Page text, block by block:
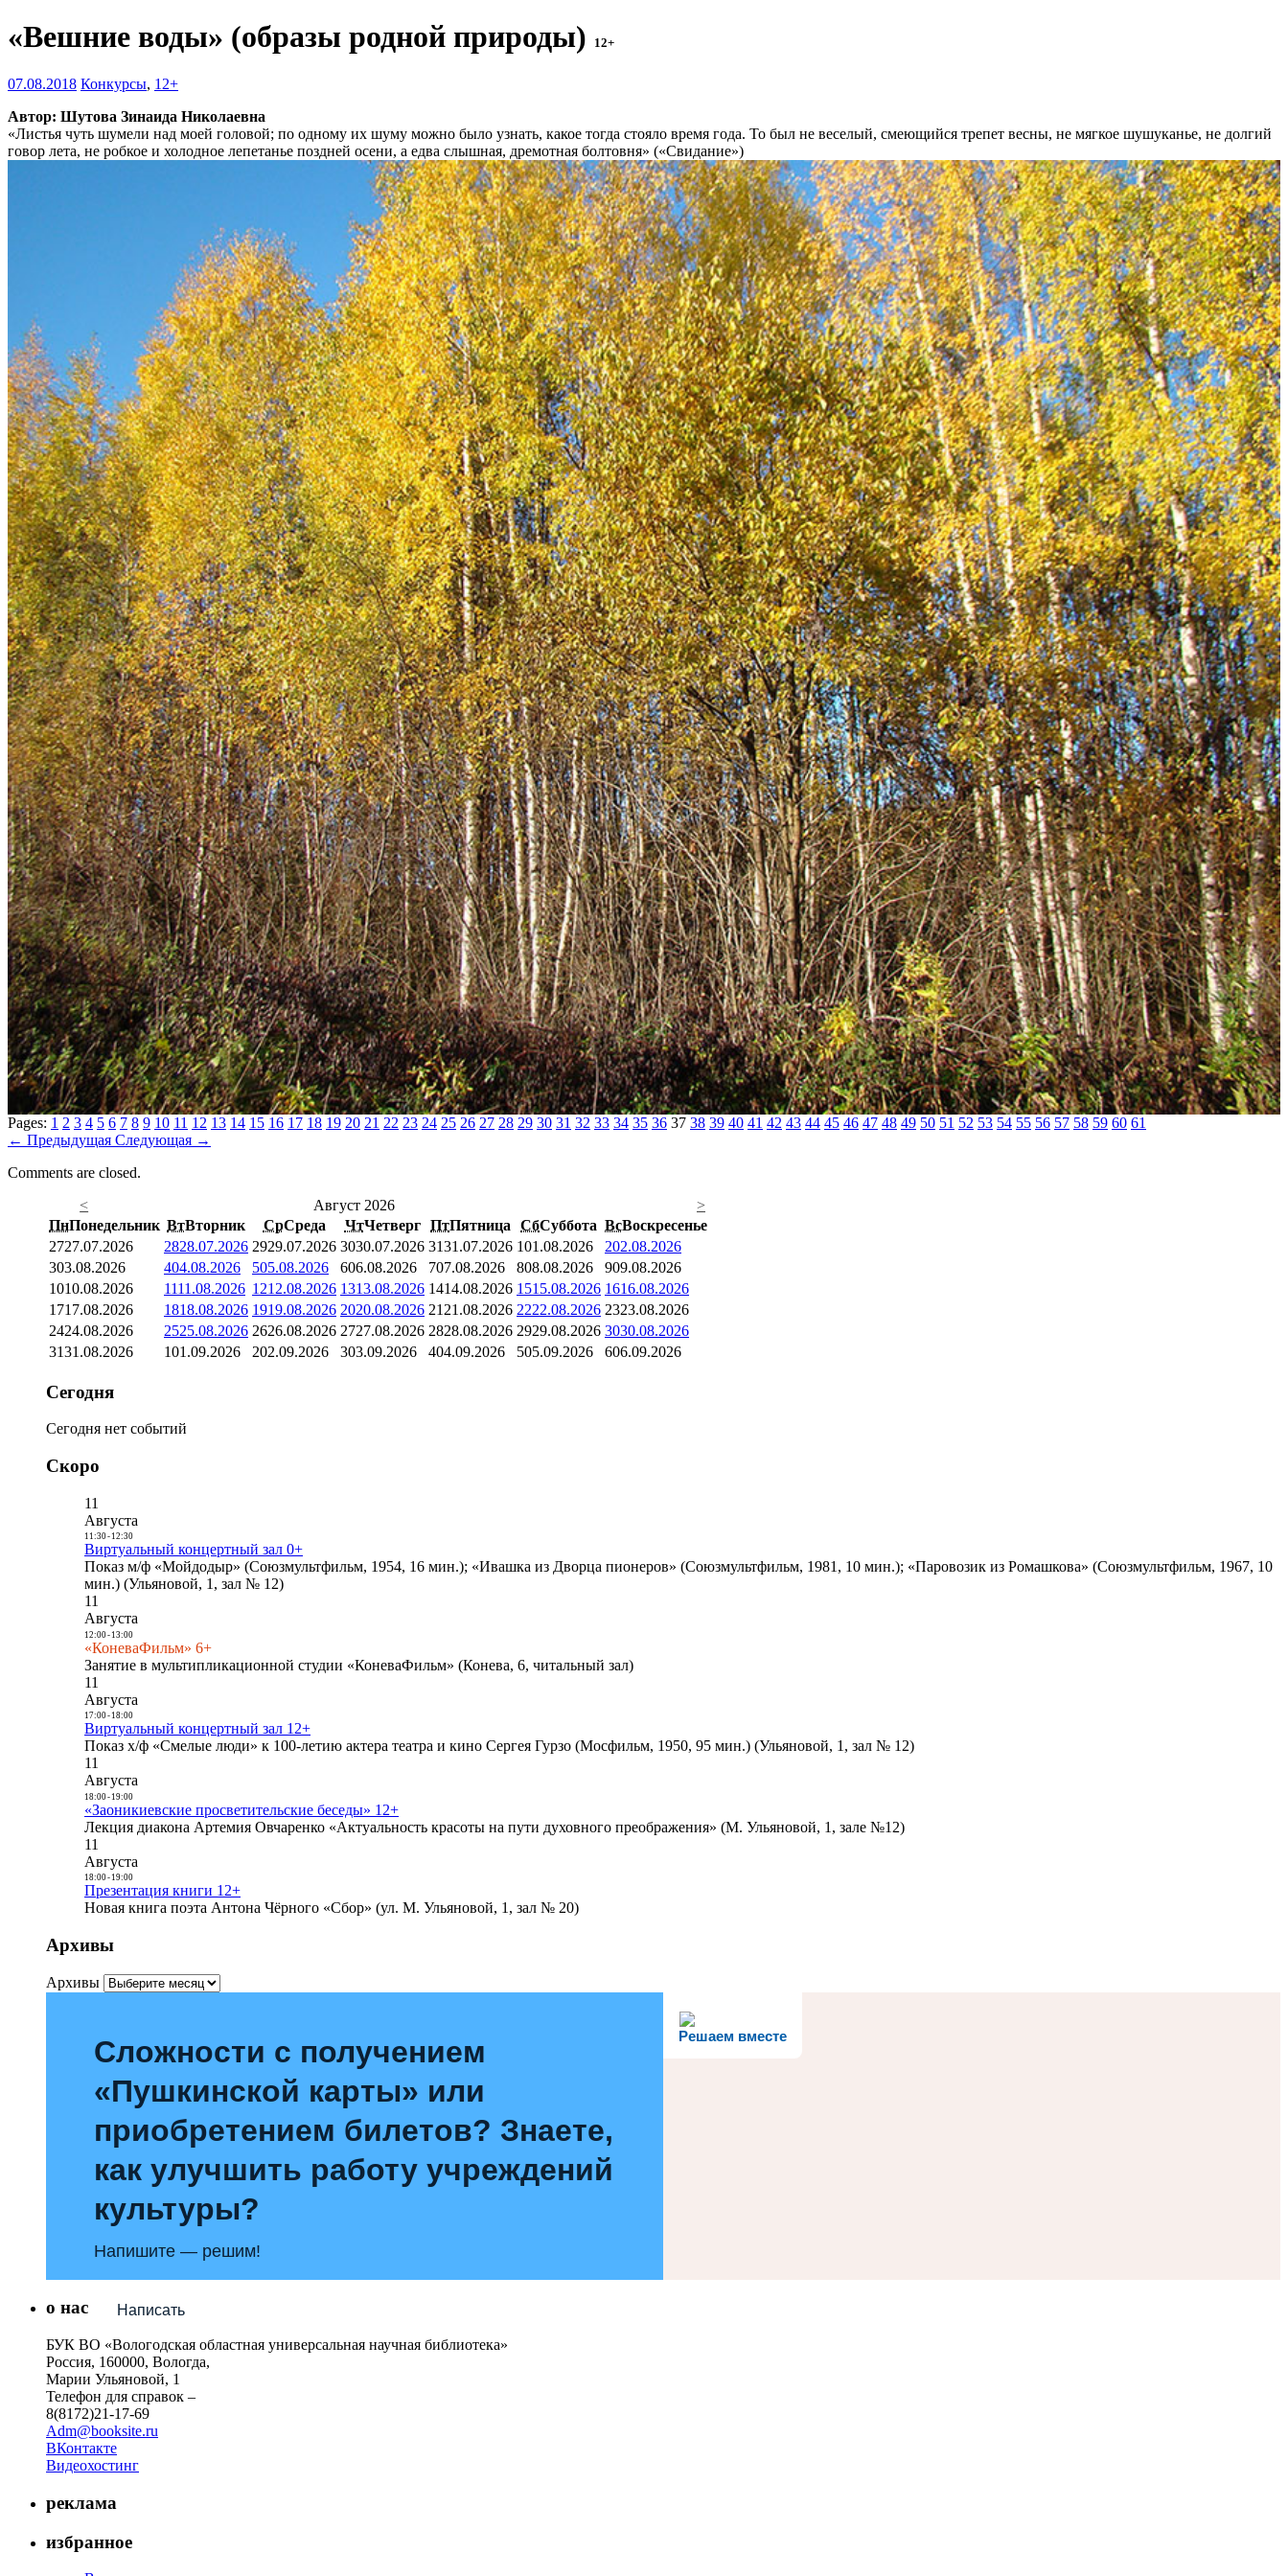
«Вешние воды» (образы родной природы) 12+
07.08.2018 Конкурсы, 12+
Автор: Шутова Зинаида Николаевна
«Листья чуть шумели над моей головой; по одному их шуму можно было узнать, какое тогда стояло время года. То был не веселый, смеющийся трепет весны, не мягкое шушуканье, не долгий
говор лета, не робкое и холодное лепетанье поздней осени, а едва слышная, дремотная болтовня» («Свидание»)
Pages: 1 2 3 4 5 6 7 8 9 10 11 12 13 14 15 16 17 18 19 20 21 22 23 24 25 26 27 28 29 30 31 32 33 34 35 36 37 38 39 40 41 42 43 44 45 46 47 48 49 50 51 52 53 54 55 56 57 58 59 60 61
← Предыдущая Следующая →
Comments are closed.
<
Август 2026
>
ПнПонедельник ВтВторник СрСреда ЧтЧетверг ПтПятница СбСуббота ВсВоскресенье
2727.07.2026 2828.07.2026 2929.07.2026 3030.07.2026 3131.07.2026 101.08.2026 202.08.2026
303.08.2026 404.08.2026 505.08.2026 606.08.2026 707.08.2026 808.08.2026 909.08.2026
1010.08.2026 1111.08.2026 1212.08.2026 1313.08.2026 1414.08.2026 1515.08.2026 1616.08.2026
1717.08.2026 1818.08.2026 1919.08.2026 2020.08.2026 21 21.08.2026 2222.08.2026 2323.08.2026
2424.08.2026 2525.08.2026 2626.08.2026 2727.08.2026 2828.08.2026 2929.08.2026 3030.08.2026
3131.08.2026 101.09.2026 202.09.2026 303.09.2026 404.09.2026 505.09.2026 606.09.2026
Сегодня
Сегодня нет событий
Скоро
11
Августа
11:30- 12:30
Виртуальный концертный зал 0+
Показ м/ф «Мойдодыр» (Союзмультфильм, 1954, 16 мин.); «Ивашка из Дворца пионеров» (Союзмультфильм, 1981, 10 мин.); «Паровозик из Ромашкова» (Союзмультфильм, 1967, 10
мин.) (Ульяновой, 1, зал № 12)
11
Августа
12:00- 13:00
«КоневаФильм» 6+
Занятие в мультипликационной студии «КоневаФильм» (Конева, 6, читальный зал)
11
Августа
17:00- 18:00
Виртуальный концертный зал 12+
Показ х/ф «Смелые люди» к 100-летию актера театра и кино Сергея Гурзо (Мосфильм, 1950, 95 мин.) (Ульяновой, 1, зал № 12)
11
Августа
18:00- 19:00
«Заоникиевские просветительские беседы» 12+
Лекция диакона Артемия Овчаренко «Актуальность красоты на пути духовного преображения» (М. Ульяновой, 1, зале №12)
11
Августа
18:00- 19:00
Презентация книги 12+
Новая книга поэта Антона Чёрного «Сбор» (ул. М. Ульяновой, 1, зал № 20)
Архивы
Архивы
Решаем вместе
Сложности с получением
«Пушкинской карты» или
приобретением билетов? Знаете,
как улучшить работу учреждений
культуры?
Напишите — решим!
Написать
о нас
БУК ВО «Вологодская областная универсальная научная библиотека»
Россия, 160000, Вологда,
Марии Ульяновой, 1
Телефон для справок –
8(8172)21-17-69
Adm@booksite.ru
ВКонтакте
Видеохостинг
реклама
избранное